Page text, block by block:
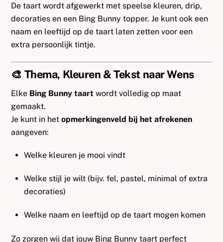
De taart wordt afgewerkt met speelse kleuren, drip,
decoraties en een Bing Bunny topper. Je kunt ook een
naam en leeftijd op de taart laten zetten voor een
extra persoonlijk tintje.
🎨 Thema, Kleuren & Tekst naar Wens
Elke Bing Bunny taart wordt volledig op maat
gemaakt.
Je kunt in hetopmerkingenveld bij het afrekenen
aangeven:
Welke kleuren je mooi vindt
Welke stijl je wilt (bijv. fel, pastel, minimal of extra
decoraties)
Welke naam en leeftijd op de taart mogen komen
Zo zorgen wij dat jouw Bing Bunny taart perfect